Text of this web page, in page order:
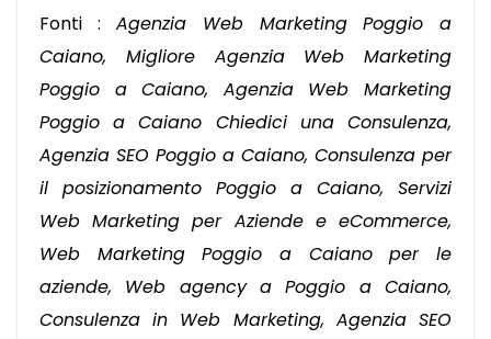
Fonti : Agenzia Web Marketing Poggio a
Caiano, Migliore Agenzia Web Marketing
Poggio a Caiano, Agenzia Web Marketing
Poggio a Caiano Chiedici una Consulenza,
Agenzia SEO Poggio a Caiano, Consulenza per
il posizionamento Poggio a Caiano, Servizi
Web Marketing per Aziende e eCommerce,
Web Marketing Poggio a Caiano per le
aziende, Web agency a Poggio a Caiano,
Consulenza in Web Marketing, Agenzia SEO